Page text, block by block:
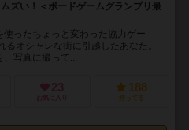
ズい！＜ボードゲームグランプリ最
ったちょっと変わった協力ゲー
オシャレな街に引越したあなた。
、写真に撮って...
23
お気に入り
188
持ってる